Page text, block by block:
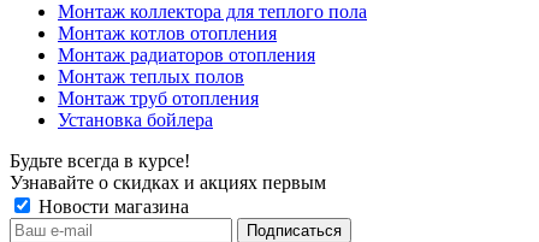
Монтаж коллектора для теплого пола
Монтаж котлов отопления
Монтаж радиаторов отопления
Монтаж теплых полов
Монтаж труб отопления
Установка бойлера
Будьте всегда в курсе!
Узнавайте о скидках и акциях первым
Новости магазина